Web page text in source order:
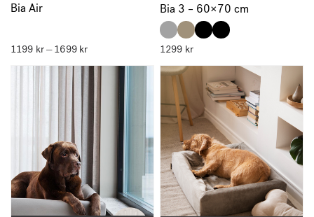
Bia Air
1199 kr– 1699 krPrisområde:
til
1699 kr
Bia 3 – 60×70 cm
1299 kr